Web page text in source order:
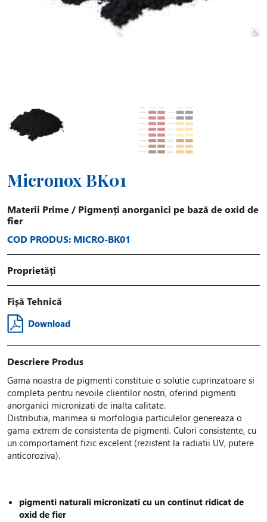
Micronox BK01
Materii Prime/ Pigmenți anorganici pe bază de oxid de
fier
COD PRODUS: MICRO-BK01
Proprietăți
Fișă Tehnică
Download
Descriere Produs
Gama noastra de pigmenti constituie o solutie cuprinzatoare si
completa pentru nevoile clientilor nostri, oferind pigmenti
anorganici micronizati de inalta calitate.
Distributia, marimea si morfologia particulelor genereaza o
gama extrem de consistenta de pigmenti. Culori consistente, cu
un comportament fizic excelent (rezistent la radiatii UV, putere
anticoroziva).
pigmenti naturali micronizati cu un continut ridicat de
oxid de fier